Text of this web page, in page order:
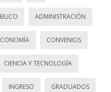
ADMINISTRACIÓN
CONVENIOS
CIENCIA Y TECNOLOGÍA
INGRESO GRADUADOS